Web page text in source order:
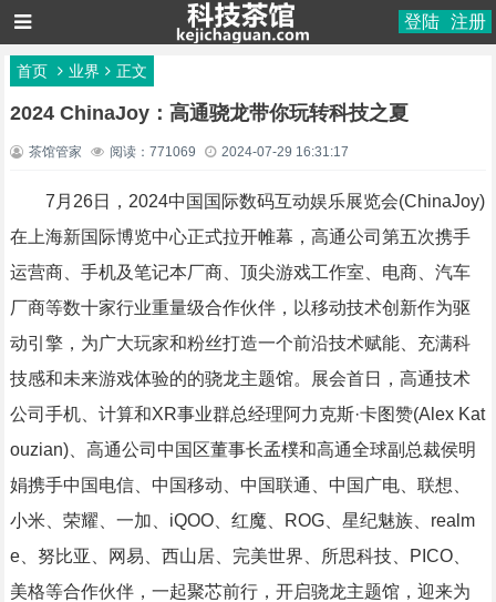
登陆 注册
首页 业界 正文
2024 ChinaJoy：高通骁龙带你玩转科技之夏
茶馆管家 阅读：771069 2024-07-29 16:31:17
7月26日，2024中国国际数码互动娱乐展览会(ChinaJoy)
在上海新国际博览中心正式拉开帷幕，高通公司第五次携手
运营商、手机及笔记本厂商、顶尖游戏工作室、电商、汽车
厂商等数十家行业重量级合作伙伴，以移动技术创新作为驱
动引擎，为广大玩家和粉丝打造一个前沿技术赋能、充满科
技感和未来游戏体验的的骁龙主题馆。展会首日，高通技术
公司手机、计算和XR事业群总经理阿力克斯·卡图赞(Alex Kat
ouzian)、高通公司中国区董事长孟樸和高通全球副总裁侯明
娟携手中国电信、中国移动、中国联通、中国广电、联想、
小米、荣耀、一加、iQOO、红魔、ROG、星纪魅族、realm
e、努比亚、网易、西山居、完美世界、所思科技、PICO、
美格等合作伙伴，一起聚芯前行，开启骁龙主题馆，迎来为